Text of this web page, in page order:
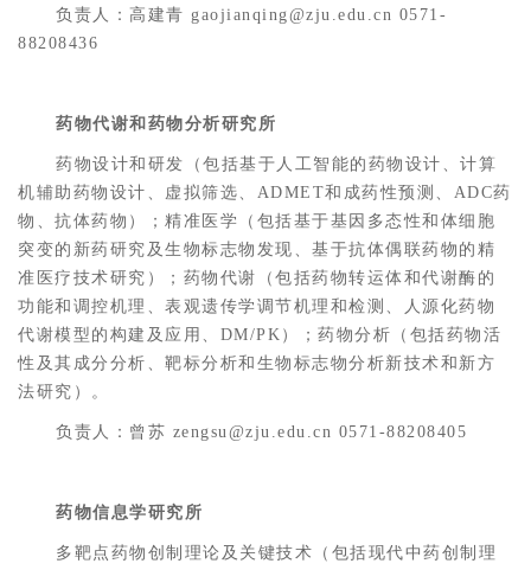
负责人：高建青 gaojianqing@zju.edu.cn 0571-
88208436
药物代谢和药物分析研究所
药物设计和研发（包括基于人工智能的药物设计、计算
机辅助药物设计、虚拟筛选、ADMET和成药性预测、ADC药
物、抗体药物）；精准医学（包括基于基因多态性和体细胞
突变的新药研究及生物标志物发现、基于抗体偶联药物的精
准医疗技术研究）；药物代谢（包括药物转运体和代谢酶的
功能和调控机理、表观遗传学调节机理和检测、人源化药物
代谢模型的构建及应用、DM/PK）；药物分析（包括药物活
性及其成分分析、靶标分析和生物标志物分析新技术和新方
法研究）。
负责人：曾苏 zengsu@zju.edu.cn 0571-88208405
药物信息学研究所
多靶点药物创制理论及关键技术（包括现代中药创制理